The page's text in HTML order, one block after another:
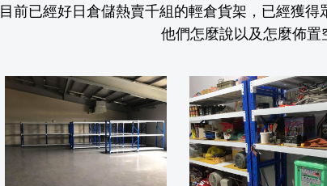
目前已經好日倉儲熱賣千組的輕倉貨架，已經獲
他們怎麼說以及怎麼佈置